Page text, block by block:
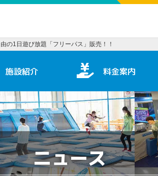
の1日遊び放題「フリーパス」販売！！
施設紹介 料金案内
ニュース